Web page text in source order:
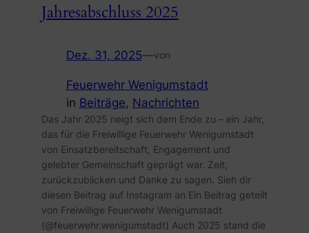
Jahresabschluss 2025
Dez. 31, 2025—von
Feuerwehr Wenigumstadt
in Beiträge, Nachrichten
Das Jahr 2025 neigt sich dem Ende zu – ein Jahr,
das für die Freiwillige Feuerwehr Wenigumstadt
von Einsatzbereitschaft, Engagement und
gelebter Gemeinschaft geprägt war. Zeit,
zurückzublicken und Danke zu sagen. Sieh dir
diesen Beitrag auf Instagram an Ein Beitrag geteilt
von Freiwillige Feuerwehr Wenigumstadt
(@feuerwehr.wenigumstadt) Auch 2025 stand die